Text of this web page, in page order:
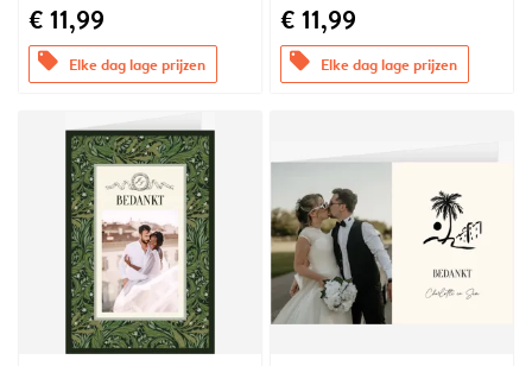
€ 11,99
offers Elke dag lage prijzen
€ 11,99
offers Elke dag lage prijzen